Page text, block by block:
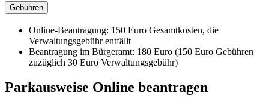
Gebühren
Online-Beantragung: 150 Euro Gesamtkosten, die
Verwaltungsgebühr entfällt
Beantragung im Bürgeramt: 180 Euro (150 Euro Gebühren
zuzüglich 30 Euro Verwaltungsgebühr)
Parkausweise Online beantragen